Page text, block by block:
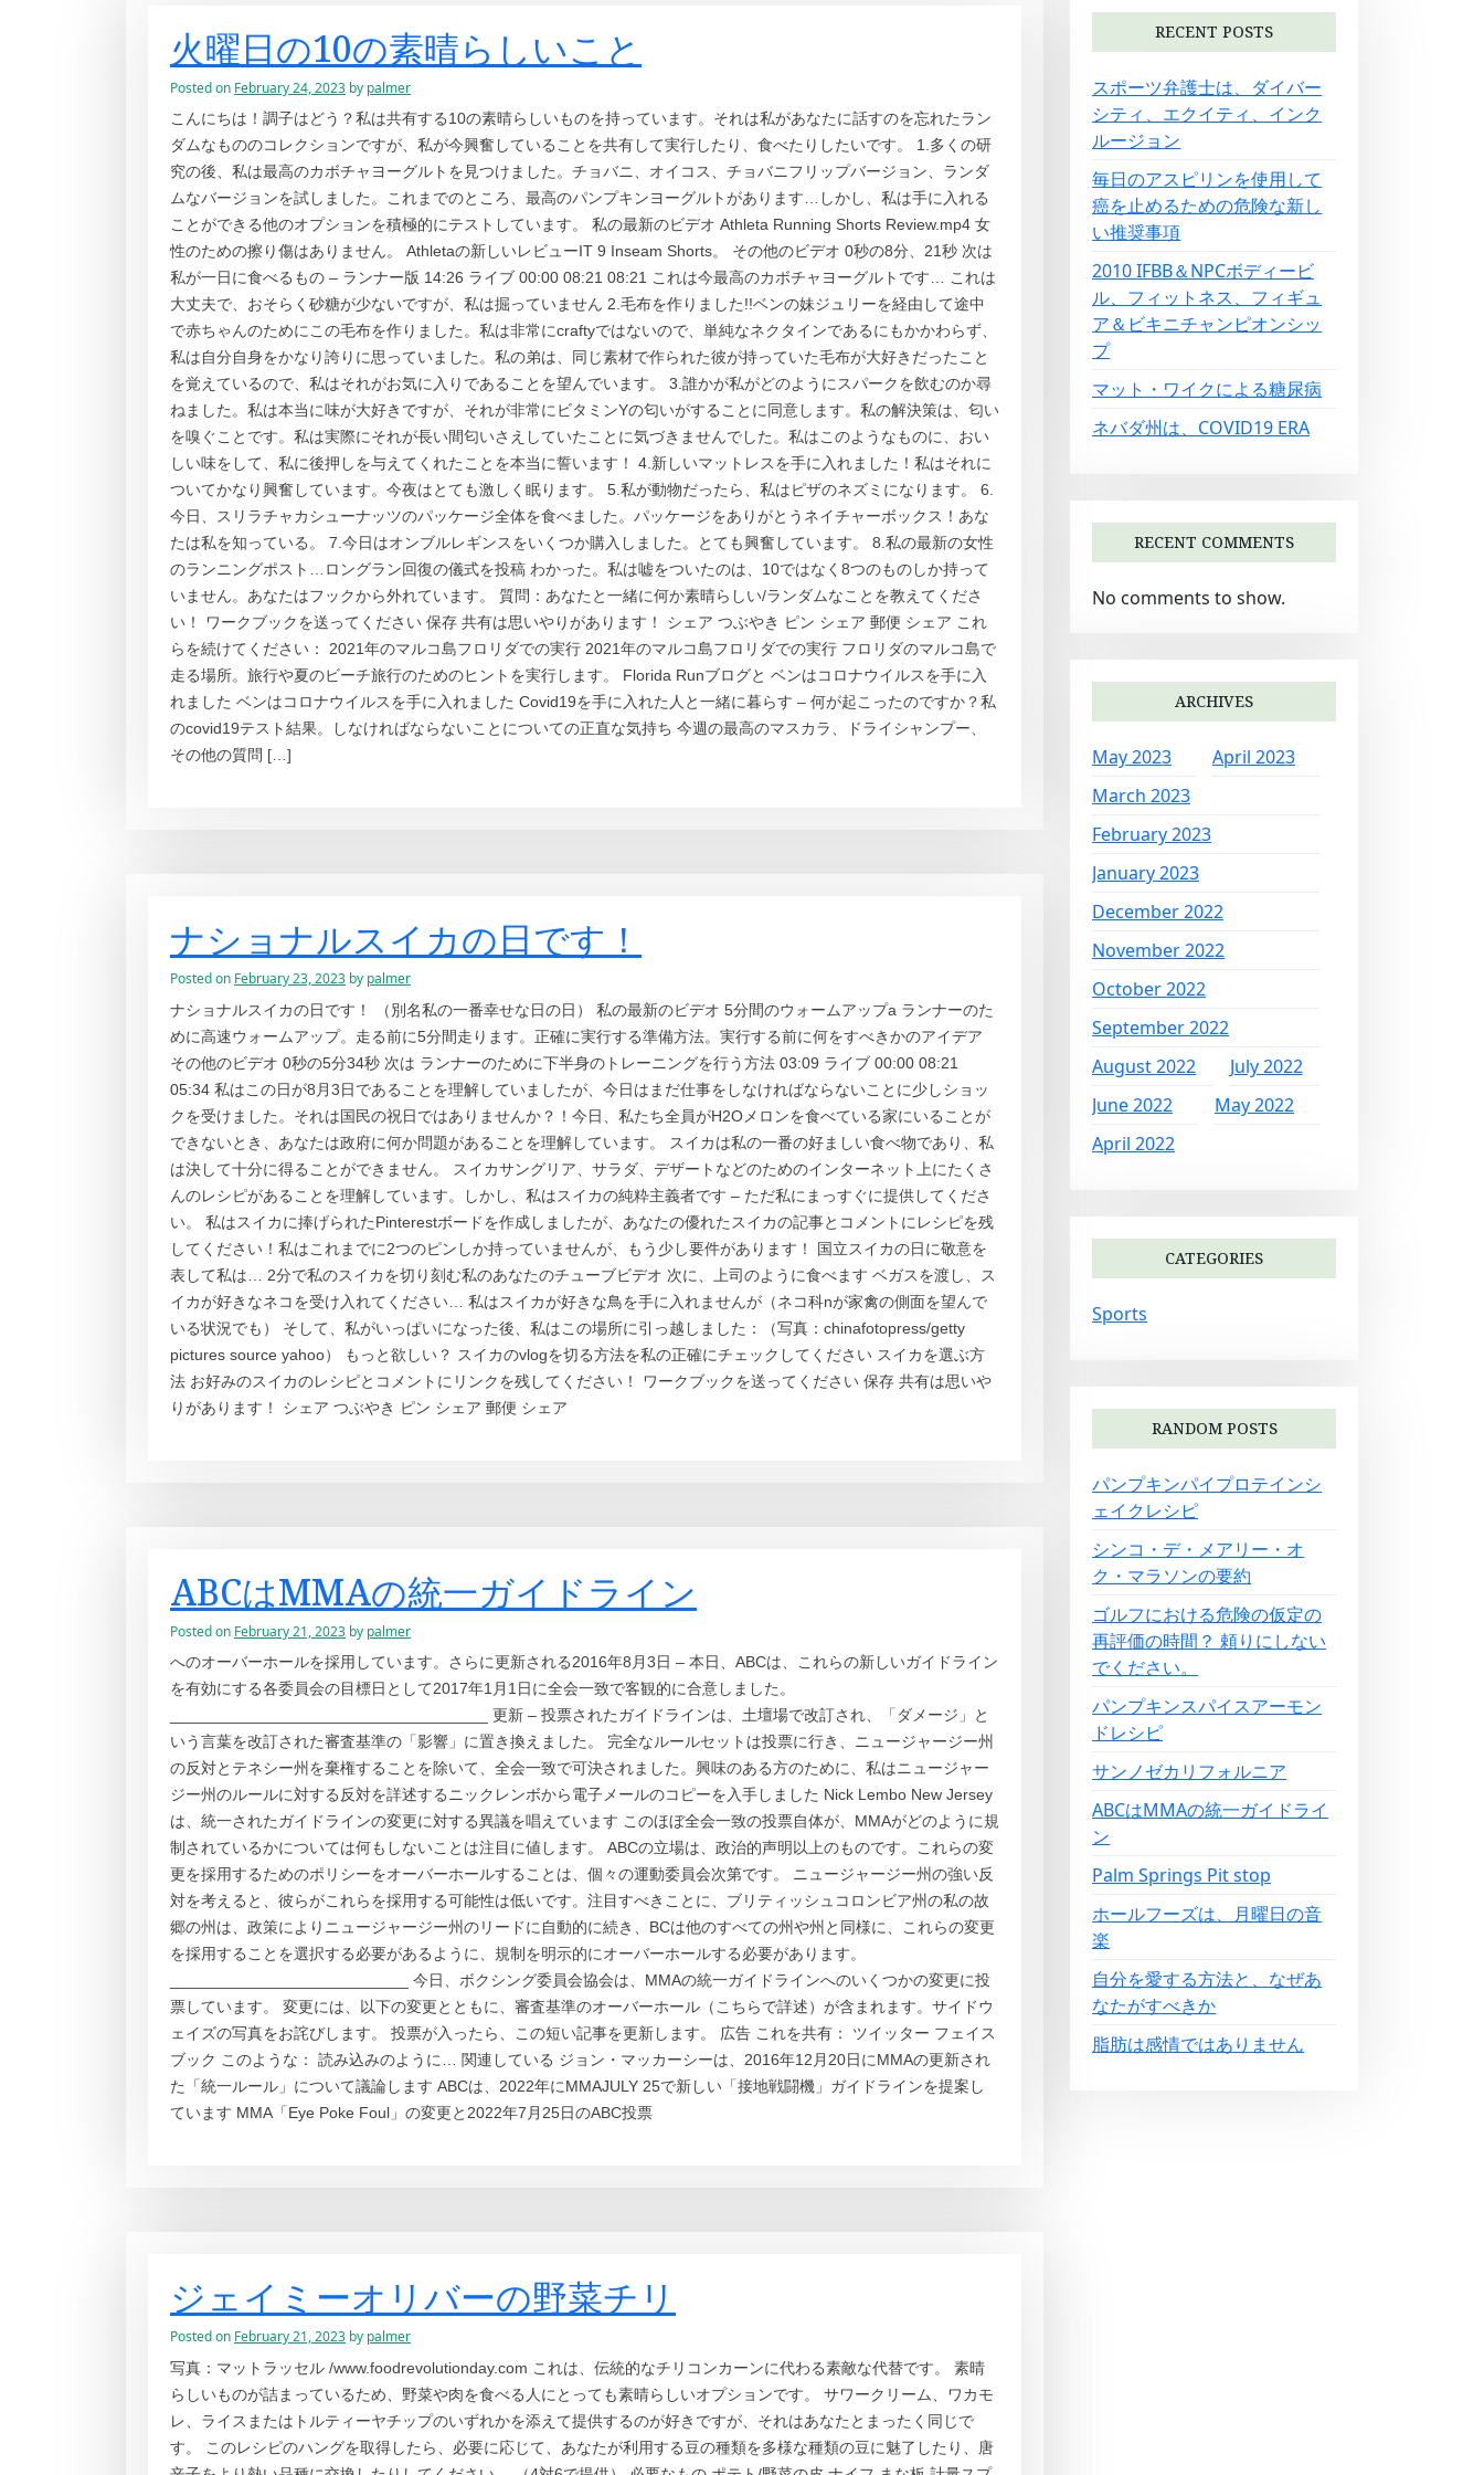
火曜日の10の素晴らしいこと
Posted on February 24, 2023 by palmer
こんにちは！調子はどう？私は共有する10の素晴らしいものを持っています。それは私があなたに話すのを忘れたラン
ダムなもののコレクションですが、私が今興奮していることを共有して実行したり、食べたりしたいです。 1.多くの研
究の後、私は最高のカボチャヨーグルトを見つけました。チョバニ、オイコス、チョバニフリップバージョン、ランダ
ムなバージョンを試しました。これまでのところ、最高のパンプキンヨーグルトがあります…しかし、私は手に入れる
ことができる他のオプションを積極的にテストしています。 私の最新のビデオ Athleta Running Shorts Review.mp4 女
性のための擦り傷はありません。 Athletaの新しいレビューIT 9 Inseam Shorts。 その他のビデオ 0秒の8分、21秒 次は
私が一日に食べるもの – ランナー版 14:26 ライブ 00:00 08:21 08:21 これは今最高のカボチャヨーグルトです… これは
大丈夫で、おそらく砂糖が少ないですが、私は掘っていません 2.毛布を作りました!!ベンの妹ジュリーを経由して途中
で赤ちゃんのためにこの毛布を作りました。私は非常にcraftyではないので、単純なネクタインであるにもかかわらず、
私は自分自身をかなり誇りに思っていました。私の弟は、同じ素材で作られた彼が持っていた毛布が大好きだったこと
を覚えているので、私はそれがお気に入りであることを望んでいます。 3.誰かが私がどのようにスパークを飲むのか尋
ねました。私は本当に味が大好きですが、それが非常にビタミンYの匂いがすることに同意します。私の解決策は、匂い
を嗅ぐことです。私は実際にそれが長い間匂いさえしていたことに気づきませんでした。私はこのようなものに、おい
しい味をして、私に後押しを与えてくれたことを本当に誓います！ 4.新しいマットレスを手に入れました！私はそれに
ついてかなり興奮しています。今夜はとても激しく眠ります。 5.私が動物だったら、私はピザのネズミになります。 6.
今日、スリラチャカシューナッツのパッケージ全体を食べました。パッケージをありがとうネイチャーボックス！あな
たは私を知っている。 7.今日はオンブルレギンスをいくつか購入しました。とても興奮しています。 8.私の最新の女性
のランニングポスト…ロングラン回復の儀式を投稿 わかった。私は嘘をついたのは、10ではなく8つのものしか持って
いません。あなたはフックから外れています。 質問：あなたと一緒に何か素晴らしい/ランダムなことを教えてくださ
い！ ワークブックを送ってください 保存 共有は思いやりがあります！ シェア つぶやき ピン シェア 郵便 シェア これ
らを続けてください： 2021年のマルコ島フロリダでの実行 2021年のマルコ島フロリダでの実行 フロリダのマルコ島で
走る場所。旅行や夏のビーチ旅行のためのヒントを実行します。 Florida Runブログと ベンはコロナウイルスを手に入
れました ベンはコロナウイルスを手に入れました Covid19を手に入れた人と一緒に暮らす – 何が起こったのですか？私
のcovid19テスト結果。しなければならないことについての正直な気持ち 今週の最高のマスカラ、ドライシャンプー、
その他の質問 […]
ナショナルスイカの日です！
Posted on February 23, 2023 by palmer
ナショナルスイカの日です！ （別名私の一番幸せな日の日） 私の最新のビデオ 5分間のウォームアップa ランナーのた
めに高速ウォームアップ。走る前に5分間走ります。正確に実行する準備方法。実行する前に何をすべきかのアイデア
その他のビデオ 0秒の5分34秒 次は ランナーのために下半身のトレーニングを行う方法 03:09 ライブ 00:00 08:21
05:34 私はこの日が8月3日であることを理解していましたが、今日はまだ仕事をしなければならないことに少しショッ
クを受けました。それは国民の祝日ではありませんか？！今日、私たち全員がH2Oメロンを食べている家にいることが
できないとき、あなたは政府に何か問題があることを理解しています。 スイカは私の一番の好ましい食べ物であり、私
は決して十分に得ることができません。 スイカサングリア、サラダ、デザートなどのためのインターネット上にたくさ
んのレシピがあることを理解しています。しかし、私はスイカの純粋主義者です – ただ私にまっすぐに提供してくださ
い。 私はスイカに捧げられたPinterestボードを作成しましたが、あなたの優れたスイカの記事とコメントにレシピを残
してください！私はこれまでに2つのピンしか持っていませんが、もう少し要件があります！ 国立スイカの日に敬意を
表して私は… 2分で私のスイカを切り刻む私のあなたのチューブビデオ 次に、上司のように食べます ベガスを渡し、ス
イカが好きなネコを受け入れてください… 私はスイカが好きな鳥を手に入れませんが（ネコ科nが家禽の側面を望んで
いる状況でも） そして、私がいっぱいになった後、私はこの場所に引っ越しました：（写真：chinafotopress/getty
pictures source yahoo） もっと欲しい？ スイカのvlogを切る方法を私の正確にチェックしてください スイカを選ぶ方
法 お好みのスイカのレシピとコメントにリンクを残してください！ ワークブックを送ってください 保存 共有は思いや
りがあります！ シェア つぶやき ピン シェア 郵便 シェア
ABCはMMAの統一ガイドライン
Posted on February 21, 2023 by palmer
へのオーバーホールを採用しています。さらに更新される2016年8月3日 – 本日、ABCは、これらの新しいガイドライン
を有効にする各委員会の目標日として2017年1月1日に全会一致で客観的に合意しました。
____________________________________ 更新 – 投票されたガイドラインは、土壇場で改訂され、「ダメージ」と
いう言葉を改訂された審査基準の「影響」に置き換えました。 完全なルールセットは投票に行き、ニュージャージー州
の反対とテネシー州を棄権することを除いて、全会一致で可決されました。興味のある方のために、私はニュージャー
ジー州のルールに対する反対を詳述するニックレンボから電子メールのコピーを入手しました Nick Lembo New Jersey
は、統一されたガイドラインの変更に対する異議を唱えています このほぼ全会一致の投票自体が、MMAがどのように規
制されているかについては何もしないことは注目に値します。 ABCの立場は、政治的声明以上のものです。これらの変
更を採用するためのポリシーをオーバーホールすることは、個々の運動委員会次第です。 ニュージャージー州の強い反
対を考えると、彼らがこれらを採用する可能性は低いです。注目すべきことに、ブリティッシュコロンビア州の私の故
郷の州は、政策によりニュージャージー州のリードに自動的に続き、BCは他のすべての州や州と同様に、これらの変更
を採用することを選択する必要があるように、規制を明示的にオーバーホールする必要があります。
___________________________ 今日、ボクシング委員会協会は、MMAの統一ガイドラインへのいくつかの変更に投
票しています。 変更には、以下の変更とともに、審査基準のオーバーホール（こちらで詳述）が含まれます。サイドウ
ェイズの写真をお詫びします。 投票が入ったら、この短い記事を更新します。 広告 これを共有： ツイッター フェイス
ブック このような： 読み込みのように… 関連している ジョン・マッカーシーは、2016年12月20日にMMAの更新され
た「統一ルール」について議論します ABCは、2022年にMMAJULY 25で新しい「接地戦闘機」ガイドラインを提案し
ています MMA「Eye Poke Foul」の変更と2022年7月25日のABC投票
ジェイミーオリバーの野菜チリ
Posted on February 21, 2023 by palmer
写真：マットラッセル /www.foodrevolutionday.com これは、伝統的なチリコンカーンに代わる素敵な代替です。 素晴
らしいものが詰まっているため、野菜や肉を食べる人にとっても素晴らしいオプションです。 サワークリーム、ワカモ
レ、ライスまたはトルティーヤチップのいずれかを添えて提供するのが好きですが、それはあなたとまったく同じで
す。 このレシピのハングを取得したら、必要に応じて、あなたが利用する豆の種類を多様な種類の豆に魅了したり、唐
RECENT POSTS
スポーツ弁護士は、ダイバー
シティ、エクイティ、インク
ルージョン
毎日のアスピリンを使用して
癌を止めるための危険な新し
い推奨事項
2010 IFBB＆NPCボディービ
ル、フィットネス、フィギュ
ア＆ビキニチャンピオンシッ
プ
マット・ワイクによる糖尿病
ネバダ州は、COVID19 ERA
RECENT COMMENTS
No comments to show.
ARCHIVES
May 2023
April 2023
March 2023
February 2023
January 2023
December 2022
November 2022
October 2022
September 2022
August 2022
July 2022
June 2022
May 2022
April 2022
CATEGORIES
Sports
RANDOM POSTS
パンプキンパイプロテインシ
ェイクレシピ
シンコ・デ・メアリー・オ
ク・マラソンの要約
ゴルフにおける危険の仮定の
再評価の時間？ 頼りにしない
でください。
パンプキンスパイスアーモン
ドレシピ
サンノゼカリフォルニア
ABCはMMAの統一ガイドライ
ン
Palm Springs Pit stop
ホールフーズは、月曜日の音
楽
自分を愛する方法と、なぜあ
なたがすべきか
脂肪は感情ではありません